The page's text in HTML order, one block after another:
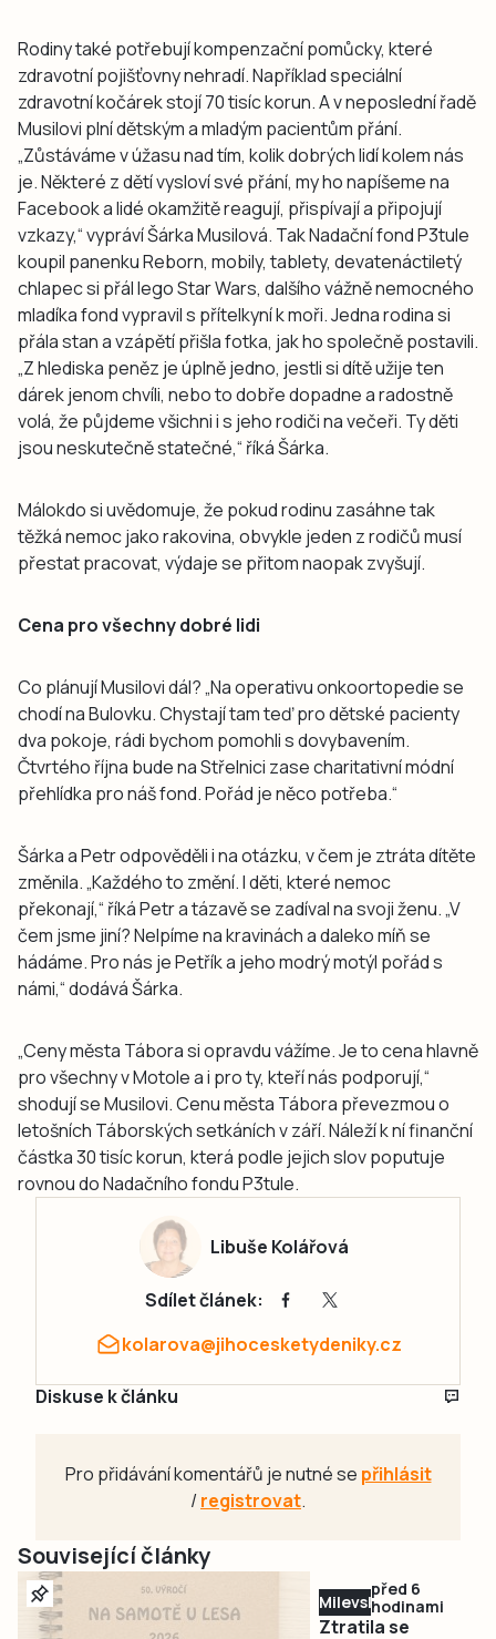
Rodiny také potřebují kompenzační pomůcky, které
zdravotní pojišťovny nehradí. Například speciální
zdravotní kočárek stojí 70 tisíc korun. A v neposlední řadě
Musilovi plní dětským a mladým pacientům přání.
„Zůstáváme v úžasu nad tím, kolik dobrých lidí kolem nás
je. Některé z dětí vysloví své přání, my ho napíšeme na
Facebook a lidé okamžitě reagují, přispívají a připojují
vzkazy,“ vypráví Šárka Musilová. Tak Nadační fond P3tule
koupil panenku Reborn, mobily, tablety, devatenáctiletý
chlapec si přál lego Star Wars, dalšího vážně nemocného
mladíka fond vypravil s přítelkyní k moři. Jedna rodina si
přála stan a vzápětí přišla fotka, jak ho společně postavili.
„Z hlediska peněz je úplně jedno, jestli si dítě užije ten
dárek jenom chvíli, nebo to dobře dopadne a radostně
volá, že půjdeme všichni i s jeho rodiči na večeři. Ty děti
jsou neskutečně statečné,“ říká Šárka.
Málokdo si uvědomuje, že pokud rodinu zasáhne tak
těžká nemoc jako rakovina, obvykle jeden z rodičů musí
přestat pracovat, výdaje se přitom naopak zvyšují.
Cena pro všechny dobré lidi
Co plánují Musilovi dál? „Na operativu onkoortopedie se
chodí na Bulovku. Chystají tam teď pro dětské pacienty
dva pokoje, rádi bychom pomohli s dovybavením.
Čtvrtého října bude na Střelnici zase charitativní módní
přehlídka pro náš fond. Pořád je něco potřeba.“
Šárka a Petr odpověděli i na otázku, v čem je ztráta dítěte
změnila. „Každého to změní. I děti, které nemoc
překonají,“ říká Petr a tázavě se zadíval na svoji ženu. „V
čem jsme jiní? Nelpíme na kravinách a daleko míň se
hádáme. Pro nás je Petřík a jeho modrý motýl pořád s
námi,“ dodává Šárka.
„Ceny města Tábora si opravdu vážíme. Je to cena hlavně
pro všechny v Motole a i pro ty, kteří nás podporují,“
shodují se Musilovi. Cenu města Tábora převezmou o
letošních Táborských setkáních v září. Náleží k ní finanční
částka 30 tisíc korun, která podle jejich slov poputuje
rovnou do Nadačního fondu P3tule.
Libuše Kolářová
Sdílet článek:
kolarova@jihocesketydeniky.cz
Diskuse k článku
Pro přidávání komentářů je nutné se přihlásit
/registrovat.
Související články
Milevsko
před 6
hodinami
Ztratila se